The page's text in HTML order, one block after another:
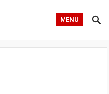
MENU